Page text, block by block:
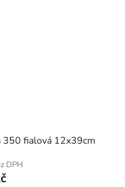
350 fialová 12x39cm
DPH